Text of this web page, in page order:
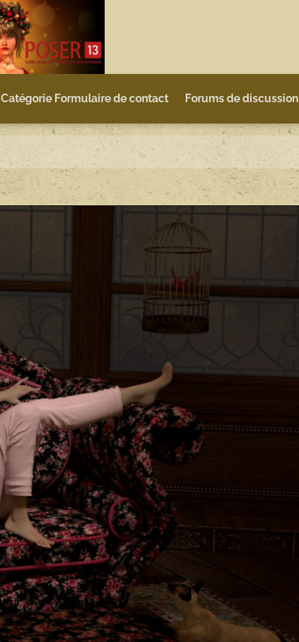
Catégorie Formulaire de contact Forums de discussion